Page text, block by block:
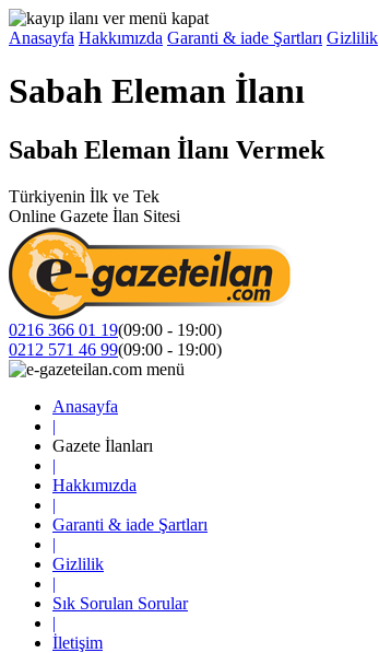
Anasayfa Hakkımızda Garanti & iade Şartları Gizlilik
Sabah Eleman İlanı
Sabah Eleman İlanı Vermek
Türkiyenin İlk ve Tek
Online Gazete İlan Sitesi
0216 366 01 19(09:00 - 19:00)
0212 571 46 99(09:00 - 19:00)
Anasayfa
|
Gazete İlanları
|
Hakkımızda
|
Garanti & iade Şartları
|
Gizlilik
|
Sık Sorulan Sorular
|
İletişim